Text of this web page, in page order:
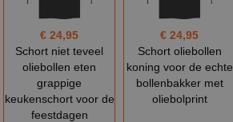
€ 24,95
Schort niet teveel
oliebollen eten
grappige
keukenschort voor de
feestdagen
€ 24,95
Schort oliebollen
koning voor de echte
bollenbakker met
oliebolprint